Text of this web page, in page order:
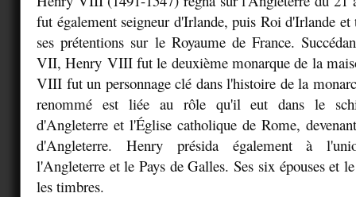
fut également seigneur d'Irlande, puis Roi d'Irlande
ses prétentions sur le Royaume de France.
VII, Henry VIII fut le deuxième monarque de la
VIII fut un personnage clé dans l'histoire de la
renommé est liée au rôle qu'il eut dans le
d'Angleterre et l'Église catholique de Rome,
d'Angleterre. Henry présida également à
l'Angleterre et le Pays de Galles. Ses six épouses et
les timbres.